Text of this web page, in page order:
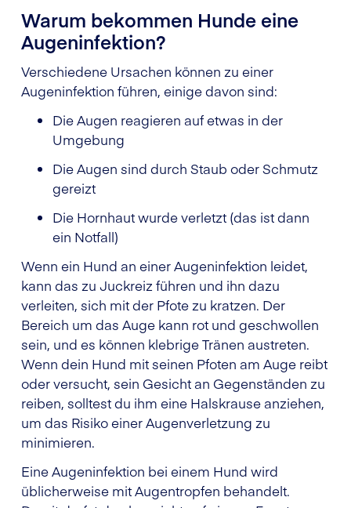
Warum bekommen Hunde eine
Augeninfektion?
Verschiedene Ursachen können zu einer
Augeninfektion führen, einige davon sind:
Die Augen reagieren auf etwas in der
Umgebung
Die Augen sind durch Staub oder Schmutz
gereizt
Die Hornhaut wurde verletzt (das ist dann
ein Notfall)
Wenn ein Hund an einer Augeninfektion leidet,
kann das zu Juckreiz führen und ihn dazu
verleiten, sich mit der Pfote zu kratzen. Der
Bereich um das Auge kann rot und geschwollen
sein, und es können klebrige Tränen austreten.
Wenn dein Hund mit seinen Pfoten am Auge reibt
oder versucht, sein Gesicht an Gegenständen zu
reiben, solltest du ihm eine Halskrause anziehen,
um das Risiko einer Augenverletzung zu
minimieren.
Eine Augeninfektion bei einem Hund wird
üblicherweise mit Augentropfen behandelt.